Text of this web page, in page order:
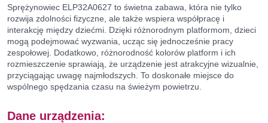
Sprężynowiec ELP32A0627 to świetna zabawa, która nie tylko
rozwija zdolności fizyczne, ale także wspiera współpracę i
interakcję między dziećmi. Dzięki różnorodnym platformom, dzieci
mogą podejmować wyzwania, ucząc się jednocześnie pracy
zespołowej. Dodatkowo, różnorodność kolorów platform i ich
rozmieszczenie sprawiają, że urządzenie jest atrakcyjne wizualnie,
przyciągając uwagę najmłodszych. To doskonałe miejsce do
wspólnego spędzania czasu na świeżym powietrzu.
Dane urządzenia: